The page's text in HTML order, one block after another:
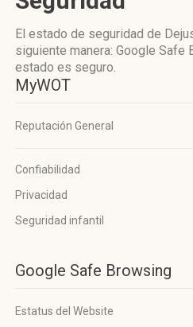
El estado de seguridad de
siguiente manera: Google Safe
estado es seguro.
MyWOT
Reputación General
Confiabilidad
Privacidad
Seguridad infantil
Google Safe Browsing
Estatus del Website